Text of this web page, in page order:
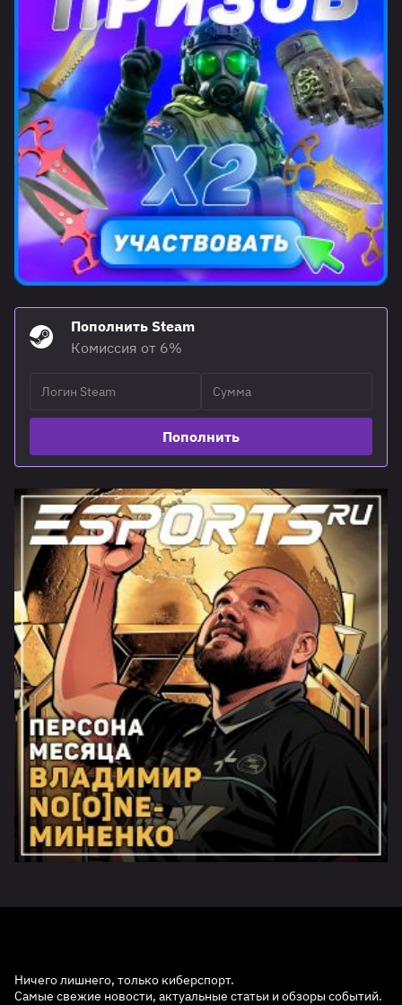
Пополнить Steam
Комиссия от 6%
Пополнить
Ничего лишнего, только киберспорт.
Самые свежие новости, актуальные статьи и обзоры событий.